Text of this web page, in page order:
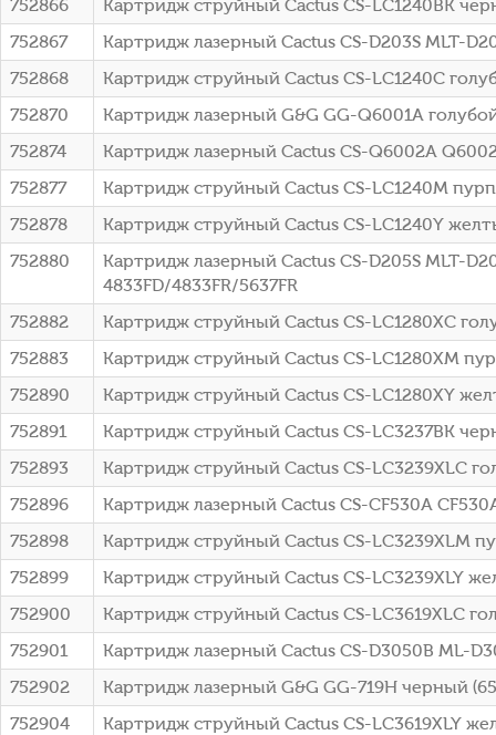
752866
Картридж струйный Cactus CS-LC1240BK
752867
Картридж лазерный Cactus CS-D203S MLT-
752868
Картридж струйный Cactus CS-LC1240C
752870
Картридж лазерный G&G GG-Q6001A
752874
Картридж лазерный Cactus CS-Q6002A
752877
Картридж струйный Cactus CS-LC1240M
752878
Картридж струйный Cactus CS-LC1240Y
752880
Картридж лазерный Cactus CS-D205S MLT-
4833FD/4833FR/5637FR
752882
Картридж струйный Cactus CS-LC1280XC
752883
Картридж струйный Cactus CS-LC1280XM
752890
Картридж струйный Cactus CS-LC1280XY
752891
Картридж струйный Cactus CS-LC3237BK
752893
Картридж струйный Cactus CS-LC3239XLC
752896
Картридж лазерный Cactus CS-CF530A
752898
Картридж струйный Cactus CS-LC3239XLM
752899
Картридж струйный Cactus CS-LC3239XLY
752900
Картридж струйный Cactus CS-LC3619XLC
752901
Картридж лазерный Cactus CS-D3050B ML-
752902
Картридж лазерный G&G GG-719H черный
752904
Картридж струйный Cactus CS-LC3619XLY